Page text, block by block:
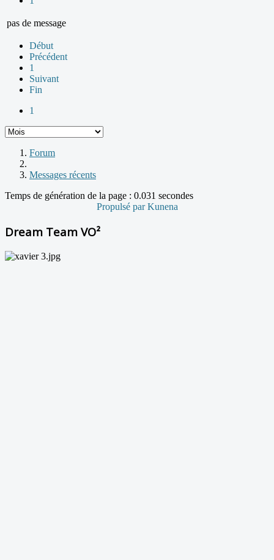
pas de message
Début
Précédent
1
Suivant
Fin
1
Forum
Messages récents
Temps de génération de la page : 0.031 secondes
Propulsé parKunena
Dream Team VO²